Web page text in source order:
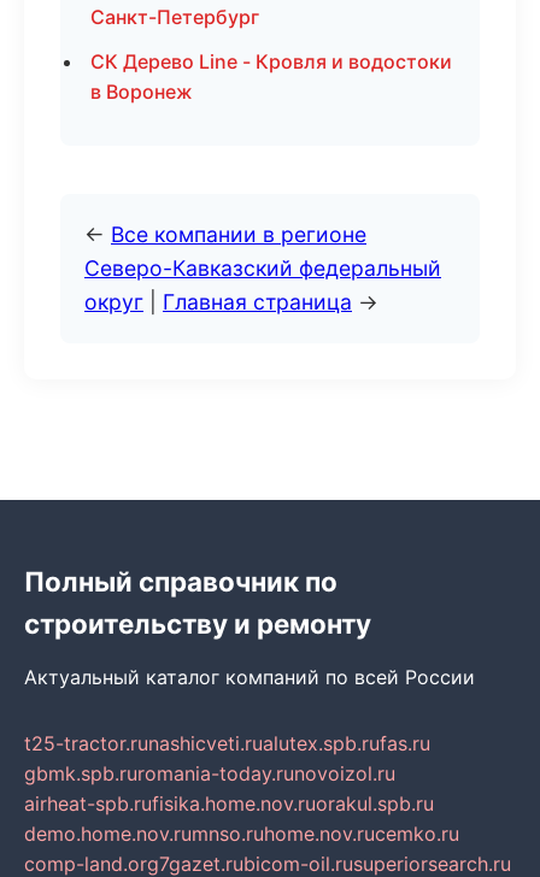
Санкт-Петербург
СК Дерево Line - Кровля и водостоки
в Воронеж
← Все компании в регионе
Северо-Кавказский федеральный
округ
Главная страница →
Полный справочник по
строительству и ремонту
Актуальный каталог компаний по всей России
t25-tractor.runashicveti.rualutex.spb.rufas.ru
gbmk.spb.ruromania-today.runovoizol.ru
airheat-spb.rufisika.home.nov.ruorakul.spb.ru
demo.home.nov.rumnso.ruhome.nov.rucemko.ru
comp-land.org7gazet.rubicom-oil.rusuperiorsearch.ru